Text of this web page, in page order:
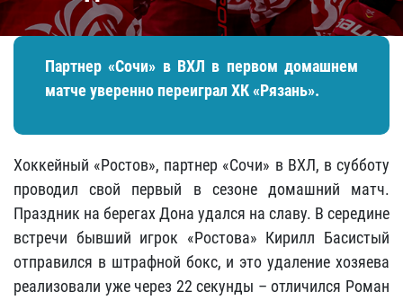
Партнер «Сочи» в ВХЛ в первом домашнем
матче уверенно переиграл ХК «Рязань».
Хоккейный «Ростов», партнер «Сочи» в ВХЛ, в субботу
проводил свой первый в сезоне домашний матч.
Праздник на берегах Дона удался на славу. В середине
встречи бывший игрок «Ростова» Кирилл Басистый
отправился в штрафной бокс, и это удаление хозяева
реализовали уже через 22 секунды – отличился Роман